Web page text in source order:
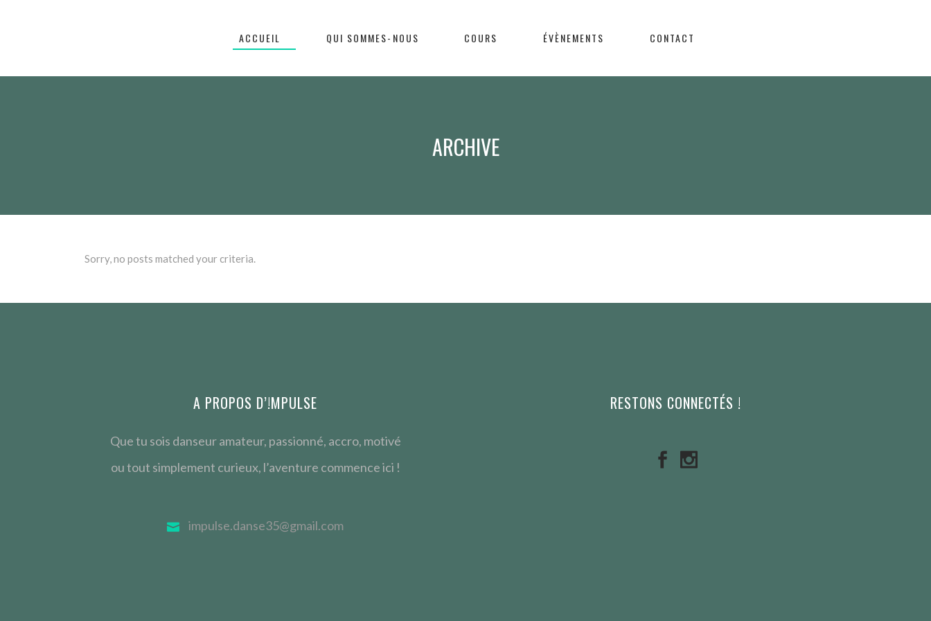
ACCUEIL QUI SOMMES-NOUS COURS ÉVÈNEMENTS CONTACT
ARCHIVE
Sorry, no posts matched your criteria.
A PROPOS D’!MPULSE
Que tu sois danseur amateur, passionné, accro, motivé
ou tout simplement curieux, l’aventure commence ici !
impulse.danse35@gmail.com
RESTONS CONNECTÉS !